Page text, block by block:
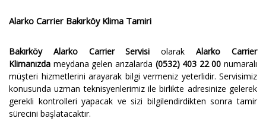
Alarko Carrier Bakırköy Klima Tamiri
Bakırköy Alarko Carrier Servisi olarakAlarko Carrier
Klimanızda meydana gelen arızalarda (0532) 403 22 00 numaralı
müşteri hizmetlerini arayarak bilgi vermeniz yeterlidir. Servisimiz
konusunda uzman teknisyenlerimiz ile birlikte adresinize gelerek
gerekli kontrolleri yapacak ve sizi bilgilendirdikten sonra tamir
sürecini başlatacaktır.